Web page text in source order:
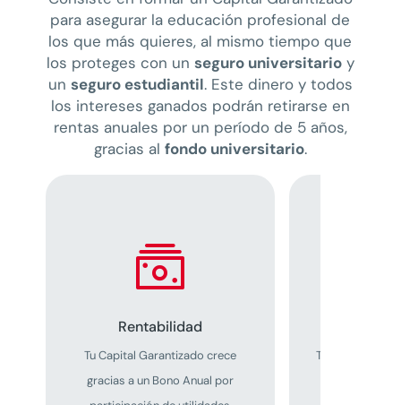
para asegurar la educación profesional de
los que más quieres, al mismo tiempo que
los proteges con un seguro universitarioy
un seguro estudiantil. Este dinero y todos
los intereses ganados podrán retirarse en
rentas anuales por un período de 5 años,
gracias al fondo universitario.

Rentabilidad
Tu Capital Garantizado crece
gracias a un Bono Anual por
Tu familia